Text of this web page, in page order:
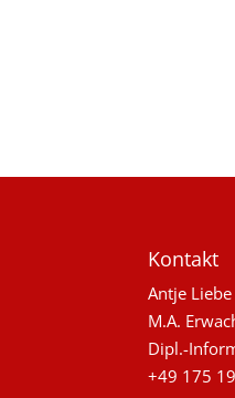
Kontakt
Antje Liebe
M.A.
Dipl.-
+49 175